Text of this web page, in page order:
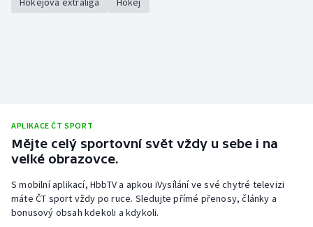
APLIKACE ČT SPORT
Mějte celý sportovní svět vždy u sebe i na
velké obrazovce.
S mobilní aplikací, HbbTV a apkou iVysílání ve své chytré televizi
máte ČT sport vždy po ruce. Sledujte přímé přenosy, články a
bonusový obsah kdekoli a kdykoli.